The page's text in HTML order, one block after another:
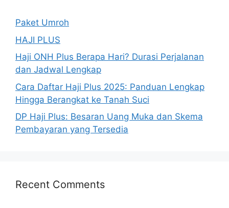
Paket Umroh
HAJI PLUS
Haji ONH Plus Berapa Hari? Durasi Perjalanan
dan Jadwal Lengkap
Cara Daftar Haji Plus 2025: Panduan Lengkap
Hingga Berangkat ke Tanah Suci
DP Haji Plus: Besaran Uang Muka dan Skema
Pembayaran yang Tersedia
Recent Comments